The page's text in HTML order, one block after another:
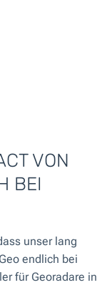
VON
BEI
unser lang
endlich bei
für Georadare in